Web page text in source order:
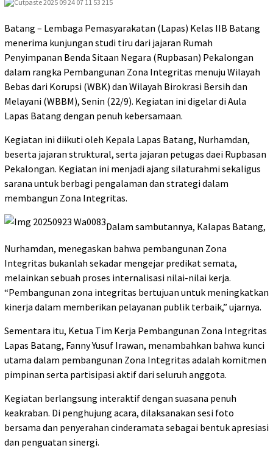
Batang – Lembaga Pemasyarakatan (Lapas) Kelas IIB Batang
menerima kunjungan studi tiru dari jajaran Rumah
Penyimpanan Benda Sitaan Negara (Rupbasan) Pekalongan
dalam rangka Pembangunan Zona Integritas menuju Wilayah
Bebas dari Korupsi (WBK) dan Wilayah Birokrasi Bersih dan
Melayani (WBBM), Senin (22/9). Kegiatan ini digelar di Aula
Lapas Batang dengan penuh kebersamaan.
Kegiatan ini diikuti oleh Kepala Lapas Batang, Nurhamdan,
beserta jajaran struktural, serta jajaran petugas daei Rupbasan
Pekalongan. Kegiatan ini menjadi ajang silaturahmi sekaligus
sarana untuk berbagi pengalaman dan strategi dalam
membangun Zona Integritas.
Dalam sambutannya, Kalapas Batang,
Nurhamdan, menegaskan bahwa pembangunan Zona
Integritas bukanlah sekadar mengejar predikat semata,
melainkan sebuah proses internalisasi nilai-nilai kerja.
“Pembangunan zona integritas bertujuan untuk meningkatkan
kinerja dalam memberikan pelayanan publik terbaik,” ujarnya.
Sementara itu, Ketua Tim Kerja Pembangunan Zona Integritas
Lapas Batang, Fanny Yusuf Irawan, menambahkan bahwa kunci
utama dalam pembangunan Zona Integritas adalah komitmen
pimpinan serta partisipasi aktif dari seluruh anggota.
Kegiatan berlangsung interaktif dengan suasana penuh
keakraban. Di penghujung acara, dilaksanakan sesi foto
bersama dan penyerahan cinderamata sebagai bentuk apresiasi
dan penguatan sinergi.